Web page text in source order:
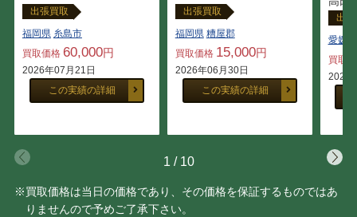
出張買取
福岡県 糸島市
買取価格 60,000円
2026年07月21日
この実績の詳細
出張買取
福岡県 糟屋郡
買取価格 15,000円
2026年06月30日
この実績の詳細
出
愛媛県
買取
2026
1 / 10
※買取価格は当日の価格であり、その価格を保証するものではあ
りませんので予めご了承下さい。